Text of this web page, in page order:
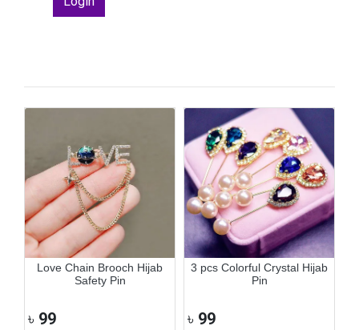
Love Chain Brooch Hijab
Safety Pin
৳ 99
3 pcs Colorful Crystal Hijab
Pin
৳ 99